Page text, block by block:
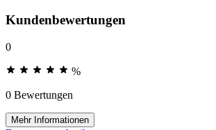
Kundenbewertungen
0
%
0 Bewertungen
Mehr Informationen